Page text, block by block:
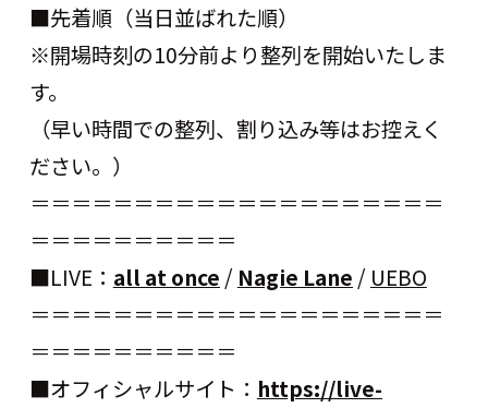
■先着順（当日並ばれた順）
※開場時刻の10分前より整列を開始いたしま
す。
（早い時間での整列、割り込み等はお控えく
ださい。）
＝＝＝＝＝＝＝＝＝＝＝＝＝＝＝＝＝＝＝＝
＝＝＝＝＝＝＝＝＝＝
■LIVE： all at once / Nagie Lane / UEBO
＝＝＝＝＝＝＝＝＝＝＝＝＝＝＝＝＝＝＝＝
＝＝＝＝＝＝＝＝＝＝
■オフィシャルサイト： https://live-